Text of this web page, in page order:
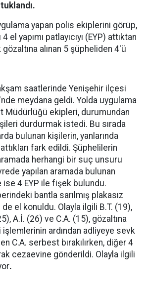
yapan polis ekiplerini görüp,
el yapımı patlayıcıyı (EYP) attıktan
alınan 5 şüpheliden 4'ü
saatlerinde Yenişehir ilçesi
meydana geldi. Yolda uygulama
Müdürlüğü ekipleri, durumundan
durdurmak istedi. Bu sırada
bulunan kişilerin, yanlarında
fark edildi. Şüphelilerin
herhangi bir suç unsuru
yapılan aramada bulunan
4 EYP ile fişek bulundu.
bantla sarılmış plakasız
el konuldu. Olayla ilgili B.T. (19),
A.İ. (26) ve C.A. (15), gözaltına
işlemlerinin ardından adliyeye sevk
C.A. serbest bırakılırken, diğer 4
cezaevine gönderildi. Olayla ilgili
.